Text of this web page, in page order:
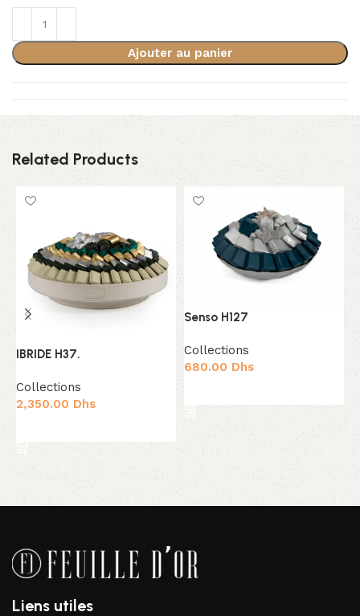
Ajouter au panier
Related Products
IBRIDE H37.
Collections
2,350.00 Dhs
Senso H127
Collections
680.00 Dhs
Liens utiles